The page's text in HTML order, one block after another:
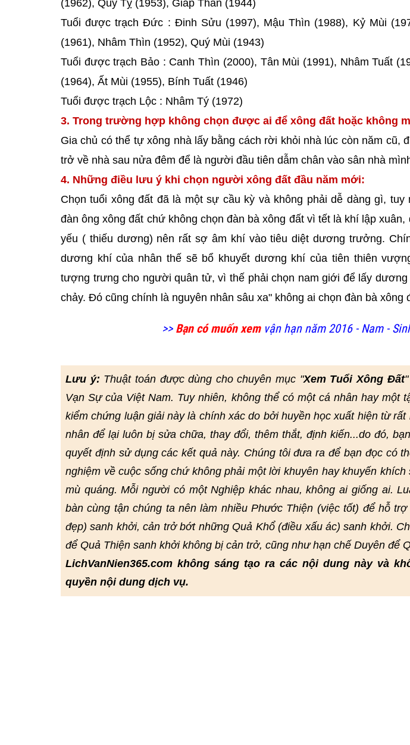
(1962), Quý Tỵ (1953), Giáp Thân (1944)
Tuổi được trạch Đức : Đinh Sửu (1997), Mậu Thìn (1988), Kỷ Mùi
(1961), Nhâm Thìn (1952), Quý Mùi (1943)
Tuổi được trạch Bảo : Canh Thìn (2000), Tân Mùi (1991), Nhâm Tuất
(1964), Ất Mùi (1955), Bính Tuất (1946)
Tuổi được trạch Lộc : Nhâm Tý (1972)
3. Trong trường hợp không chọn được ai để xông đất hoặc không
Gia chủ có thể tự xông nhà lấy bằng cách rời khỏi nhà lúc còn năm cũ,
trở về nhà sau nửa đêm để là người đầu tiên dẫm chân vào sân nhà
4. Những điều lưu ý khi chọn người xông đất đầu năm mới:
Chọn tuổi xông đất đã là một sự cầu kỳ và không phải dễ dàng gì,
đàn ông xông đất chứ không chọn đàn bà xông đất vì tết là khí lập
yếu ( thiếu dương) nên rất sợ âm khí vào tiêu diệt dương trưởng.
dương khí của nhân thế sẽ bổ khuyết dương khí của tiên thiên
tượng trưng cho người quân tử, vì thế phải chọn nam giới để lấy
chảy. Đó cũng chính là nguyên nhân sâu xa" không ai chọn đàn bà xông
>> Bạn có muốn xemvận hạn năm 2016 - Nam -
Lưu ý: Thuật toán được dùng cho chuyên mục "Xem Tuổi Xông Đất
Vạn Sự của Việt Nam. Tuy nhiên, không thể có một cá nhân hay một
kiểm chứng luận giải này là chính xác do bởi huyền học xuất hiện từ
nhân để lại luôn bị sửa chữa, thay đổi, thêm thắt, định kiến...do đó,
quyết định sử dụng các kết quả này. Chúng tôi đưa ra để bạn đọc có
nghiệm về cuộc sống chứ không phải một lời khuyên hay khuyến
mù quáng. Mỗi người có một Nghiệp khác nhau, không ai giống ai.
bàn cùng tận chúng ta nên làm nhiều Phước Thiện (việc tốt) để hỗ
đẹp) sanh khởi, cản trở bớt những Quả Khổ (điều xấu ác) sanh khởi.
để Quả Thiện sanh khởi không bị cản trở, cũng như hạn chế Duyên để
LichVanNien365.com không sáng tạo ra các nội dung này và
quyền nội dung dịch vụ.